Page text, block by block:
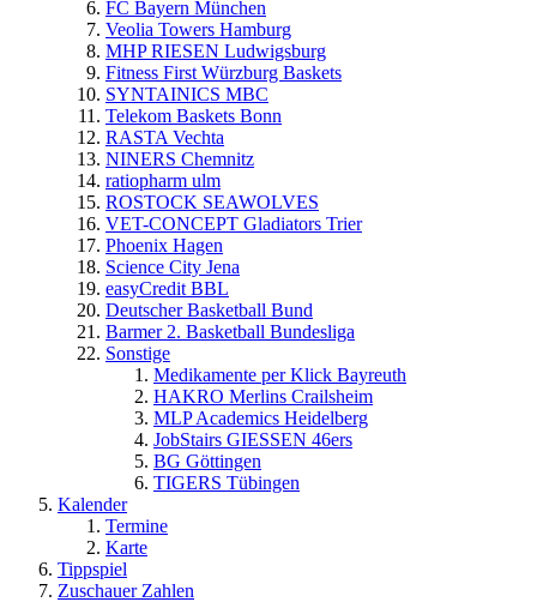
FC Bayern München
Veolia Towers Hamburg
MHP RIESEN Ludwigsburg
Fitness First Würzburg Baskets
SYNTAINICS MBC
Telekom Baskets Bonn
RASTA Vechta
NINERS Chemnitz
ratiopharm ulm
ROSTOCK SEAWOLVES
VET-CONCEPT Gladiators Trier
Phoenix Hagen
Science City Jena
easyCredit BBL
Deutscher Basketball Bund
Barmer 2. Basketball Bundesliga
Sonstige
Medikamente per Klick Bayreuth
HAKRO Merlins Crailsheim
MLP Academics Heidelberg
JobStairs GIESSEN 46ers
BG Göttingen
TIGERS Tübingen
Kalender
Termine
Karte
Tippspiel
Zuschauer Zahlen